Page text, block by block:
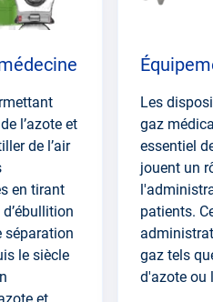
l’azote et
de l’air
en tirant
séparation
le siècle
Les
gaz
essentiel
jouent un
patients.
gaz tels
d'azote ou